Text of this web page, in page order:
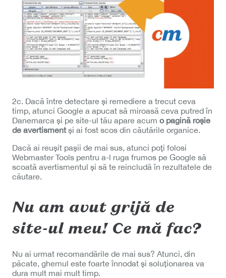
2c. Dacă între detectare și remediere a trecut ceva
timp, atunci Google a apucat să miroasă ceva putred în
Danemarca și pe site-ul tău apare acum o pagină roșie
de avertismentși ai fost scos din căutările organice.
Dacă ai reușit pașii de mai sus, atunci poți folosi
Webmaster Tools pentru a-l ruga frumos pe Google să
scoată avertismentul și să te reincludă în rezultatele de
căutare.
Nu am avut grijă de
site-ul meu! Ce mă fac?
Nu ai urmat recomandările de mai sus? Atunci, din
păcate, ghemul este foarte înnodat și soluționarea va
dura mult mai mult timp.